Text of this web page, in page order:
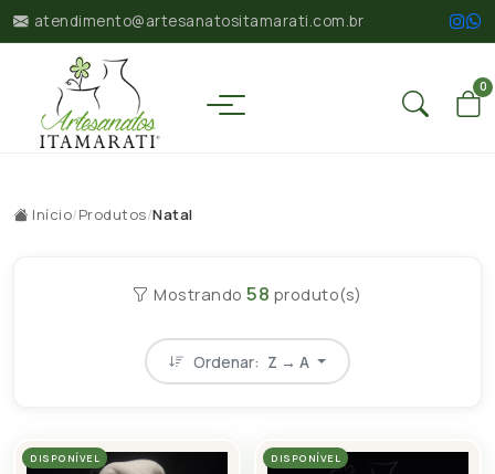
atendimento@artesanatositamarati.com.br
0
Início/Produtos/Natal
Mostrando58 produto(s)
Ordenar: Z → A
DISPONÍVEL DISPONÍVEL